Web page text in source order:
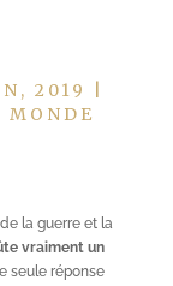
2019
MONDE
la guerre et la
vraiment un
seule réponse